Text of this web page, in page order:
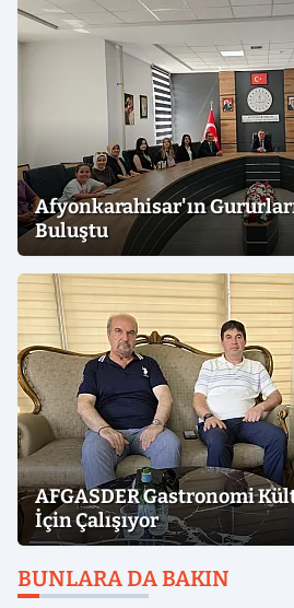
Afyonkarahisar'ın
Buluştu
AFGASDER Gastronomi
İçin Çalışıyor
BUNLARA DA BAKIN